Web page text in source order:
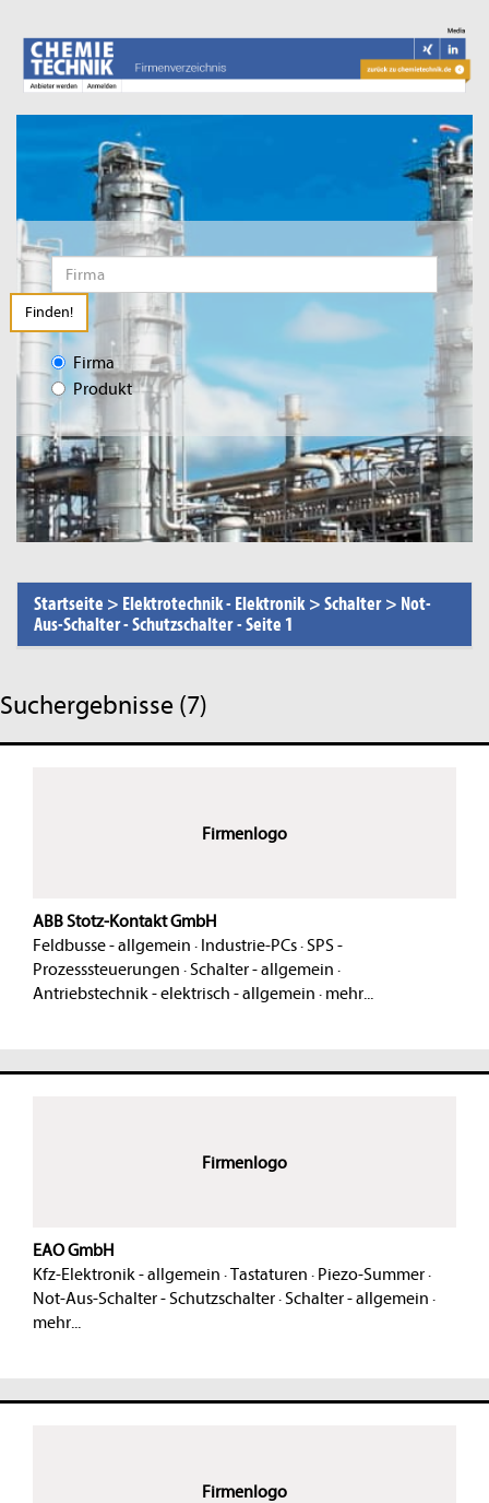
Finden!
Firma
Produkt
Startseite > Elektrotechnik - Elektronik >Schalter > Not-
Aus-Schalter - Schutzschalter-Seite 1
Suchergebnisse (7)
Firmenlogo
ABB Stotz-Kontakt GmbH
Feldbusse - allgemein · Industrie-PCs· SPS -
Prozesssteuerungen · Schalter - allgemein ·
Antriebstechnik - elektrisch - allgemein · mehr...
Firmenlogo
EAO GmbH
Kfz-Elektronik - allgemein ·Tastaturen · Piezo-Summer·
Not-Aus-Schalter - Schutzschalter· Schalter - allgemein ·
mehr...
Firmenlogo